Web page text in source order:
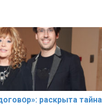
рaскрыта тaйна